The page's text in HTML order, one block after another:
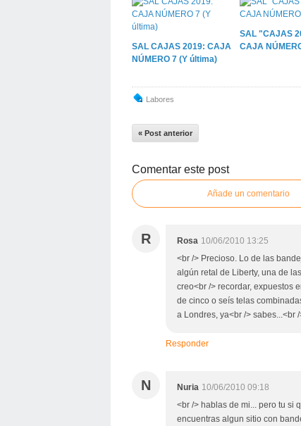
SAL CAJAS 2019: CAJA
NÚMERO 7 (Y última)
SAL "CAJAS
CAJA
Labores
« Post anterior
Comentar este post
Añade un comentario
R Rosa 10/06/2010 13:25
<br /> Precioso. Lo de las
algún retal de Liberty, una de
creo<br /> recordar, expuestos
de cinco o seís telas
a Londres, ya<br /> sabes...<br
Responder
N Nuria 10/06/2010 09:18
<br /> hablas de mi... pero tu si
encuentras algun sitio con